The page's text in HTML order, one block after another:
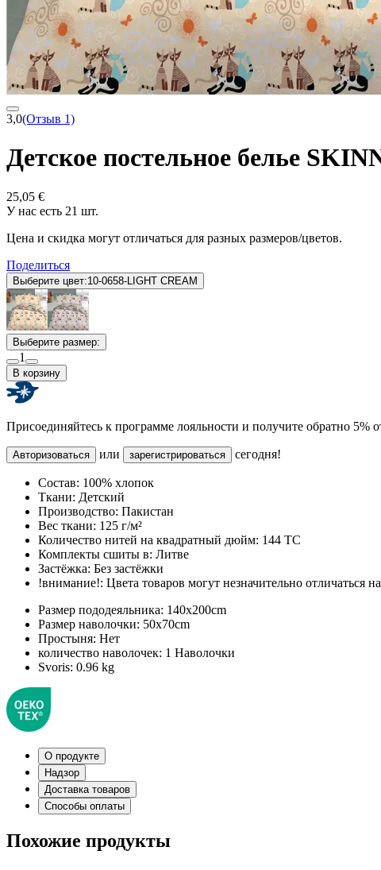
3,0(Отзыв 1)
Детское постельное белье
25,05 €
У нас есть 21 шт.
Цена и скидка могут отличаться для разных размеров/цветов.
Поделиться
Выберите цвет:10-0658-LIGHT CREAM
Выберите размер:
1
В корзину
Присоединяйтесь к программе лояльности и получите обратно 5%
Авторизоваться или зарегистрироваться сегодня!
Состав: 100% хлопок
Ткани: Детский
Производство: Пакистан
Вес ткани: 125 г/м²
Количество нитей на квадратный дюйм: 144 TC
Комплекты сшиты в: Литве
Застёжка: Без застёжки
!внимание!: Цвета товаров могут незначительно отличаться
Размер пододеяльника: 140x200cm
Размер наволочки: 50x70cm
Простыня: Нет
количество наволочек: 1 Наволочки
Svoris: 0.96 kg
О продукте
Надзор
Доставка товаров
Способы оплаты
Похожие продукты